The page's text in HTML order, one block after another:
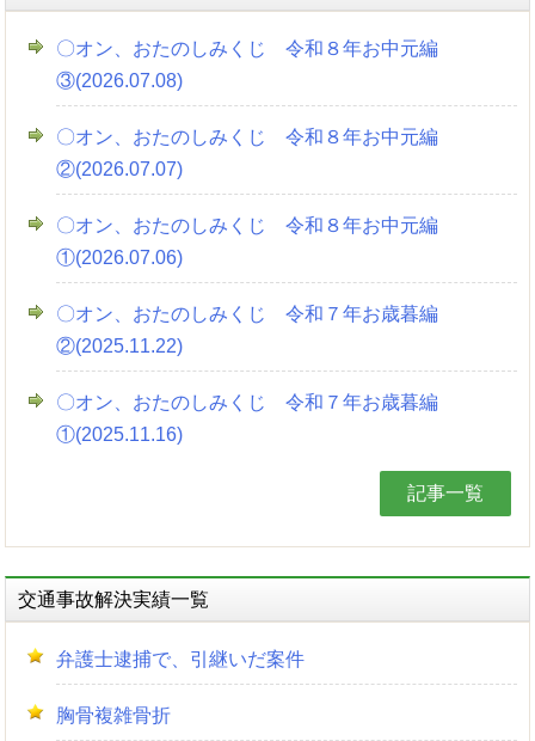
〇オン、おたのしみくじ 令和８年お中元編
③(2026.07.08)
〇オン、おたのしみくじ 令和８年お中元編
②(2026.07.07)
〇オン、おたのしみくじ 令和８年お中元編
①(2026.07.06)
〇オン、おたのしみくじ 令和７年お歳暮編
②(2025.11.22)
〇オン、おたのしみくじ 令和７年お歳暮編
①(2025.11.16)
記事一覧
交通事故解決実績一覧
弁護士逮捕で、引継いだ案件
胸骨複雑骨折